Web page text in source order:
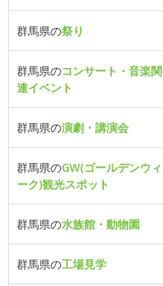
群馬県の祭り
群馬県のコンサート・音楽関
連イベント
群馬県の演劇・講演会
群馬県のGW(ゴールデンウィ
ーク)観光スポット
群馬県の水族館・動物園
群馬県の工場見学